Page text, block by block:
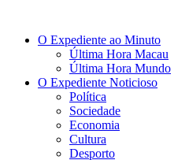
O Expediente ao Minuto
Última Hora Macau
Última Hora Mundo
O Expediente Noticioso
Política
Sociedade
Economia
Cultura
Desporto